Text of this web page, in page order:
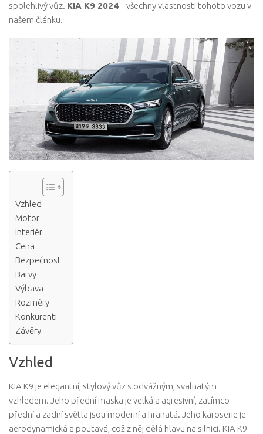
spolehlivý vůz. KIA K9 2024– všechny vlastnosti tohoto vozu v
našem článku.
Vzhled
Motor
Interiér
Cena
Bezpečnost
Barvy
Výbava
Rozměry
Konkurenti
Závěry
Vzhled
KIA K9 je elegantní, stylový vůz s odvážným, svalnatým
vzhledem. Jeho přední maska ​​je velká a agresivní, zatímco
přední a zadní světla jsou moderní a hranatá. Jeho karoserie je
aerodynamická a poutavá, což z něj dělá hlavu na silnici. KIA K9